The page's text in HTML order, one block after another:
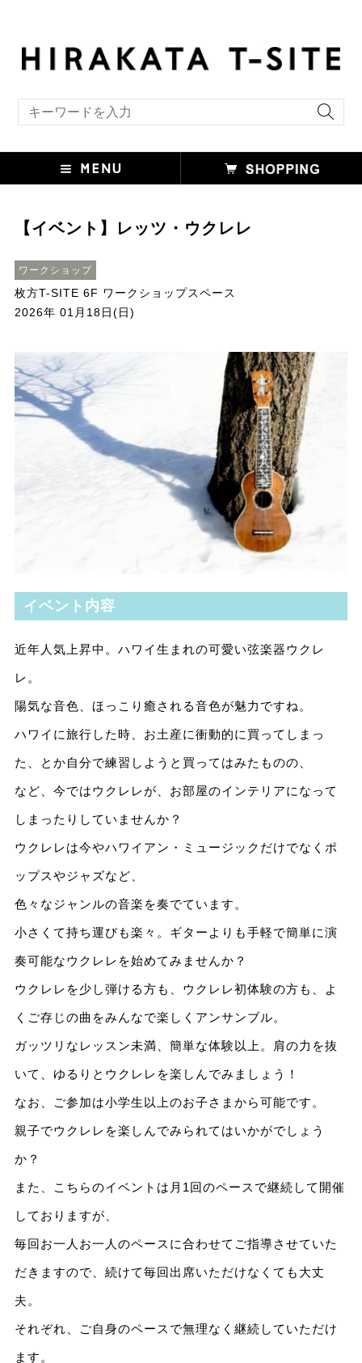
【イベント】レッツ・ウクレレ
ワークショップ
枚方T-SITE 6F ワークショップスペース
2026年 01月18日(日)
イベント内容
近年人気上昇中。ハワイ生まれの可愛い弦楽器ウクレ
レ。
陽気な音色、ほっこり癒される音色が魅力ですね。
ハワイに旅行した時、お土産に衝動的に買ってしまっ
た、とか自分で練習しようと買ってはみたものの、
など、今ではウクレレが、お部屋のインテリアになって
しまったりしていませんか？
ウクレレは今やハワイアン・ミュージックだけでなくポ
ップスやジャズなど、
色々なジャンルの音楽を奏でています。
小さくて持ち運びも楽々。ギターよりも手軽で簡単に演
奏可能なウクレレを始めてみませんか？
ウクレレを少し弾ける方も、ウクレレ初体験の方も、よ
くご存じの曲をみんなで楽しくアンサンブル。
ガッツリなレッスン未満、簡単な体験以上。肩の力を抜
いて、ゆるりとウクレレを楽しんでみましょう！
なお、ご参加は小学生以上のお子さまから可能です。
親子でウクレレを楽しんでみられてはいかがでしょう
か？
また、こちらのイベントは月1回のペースで継続して開催
しておりますが、
毎回お一人お一人のペースに合わせてご指導させていた
だきますので、続けて毎回出席いただけなくても大丈
夫。
それぞれ、ご自身のペースで無理なく継続していただけ
ます。